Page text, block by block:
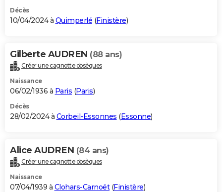
Décès
10/04/2024 à Quimperlé (Finistère)
Gilberte AUDREN (88 ans)
Créer une cagnotte obsèques
Naissance
06/02/1936 à Paris (Paris)
Décès
28/02/2024 à Corbeil-Essonnes (Essonne)
Alice AUDREN (84 ans)
Créer une cagnotte obsèques
Naissance
07/04/1939 à Clohars-Carnoët(Finistère)